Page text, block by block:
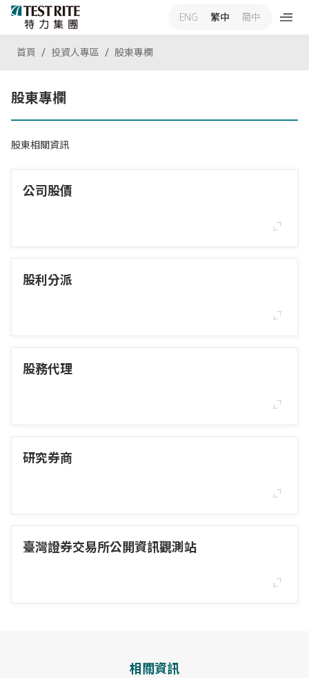
ENG 繁中 简中
首頁 投資人專區 股東專欄
股東專欄
股東相關資訊
公司股價
股利分派
股務代理
研究券商
臺灣證券交易所公開資訊觀測站
相關資訊